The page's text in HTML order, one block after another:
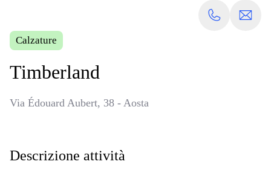
Calzature
Timberland
Via Édouard Aubert, 38 - Aosta
Descrizione attività